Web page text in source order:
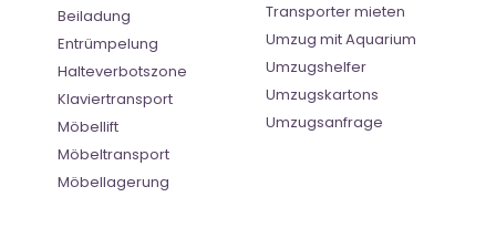
Beiladung
Entrümpelung
Halteverbotszone
Klaviertransport
Möbellift
Möbeltransport
Möbellagerung
Transporter mieten
Umzug mit Aquarium
Umzugshelfer
Umzugskartons
Umzugsanfrage